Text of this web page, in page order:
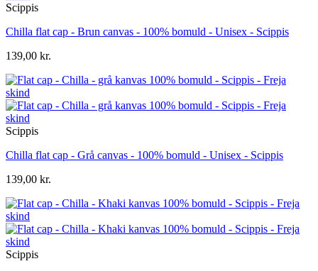
Scippis
Chilla flat cap - Brun canvas - 100% bomuld - Unisex - Scippis
139,00 kr.
Scippis
Chilla flat cap - Grå canvas - 100% bomuld - Unisex - Scippis
139,00 kr.
Scippis